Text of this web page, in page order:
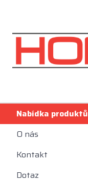
Nabídka produktů
O nás
Kontakt
Dotaz